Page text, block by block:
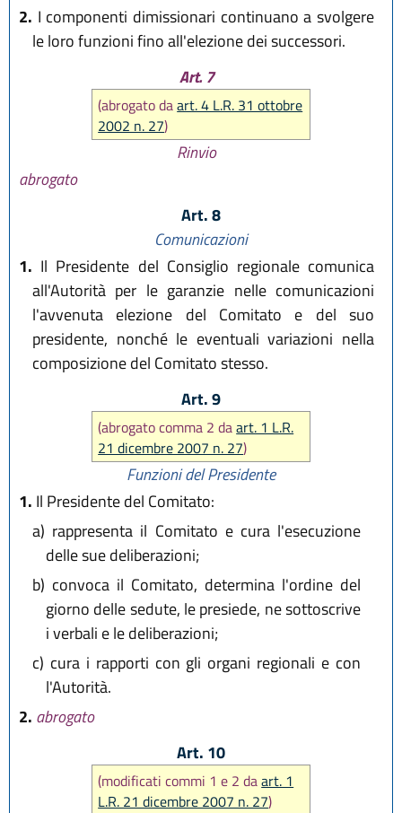
2. I componenti dimissionari continuano a svolgere
le loro funzioni fino all'elezione dei successori.
Art. 7
(abrogato daart. 4 L.R. 31 ottobre
2002 n. 27)
Rinvio
abrogato
Art. 8
Comunicazioni
1. Il Presidente del Consiglio regionale comunica
all'Autorità per le garanzie nelle comunicazioni
l'avvenuta elezione del Comitato e del suo
presidente, nonché le eventuali variazioni nella
composizione del Comitato stesso.
Art. 9
(abrogato comma 2 daart. 1 L.R.
21 dicembre 2007 n. 27)
Funzioni del Presidente
1. Il Presidente del Comitato:
a) rappresenta il Comitato e cura l'esecuzione
delle sue deliberazioni;
b) convoca il Comitato, determina l'ordine del
giorno delle sedute, le presiede, ne sottoscrive
i verbali e le deliberazioni;
c) cura i rapporti con gli organi regionali e con
l'Autorità.
2. abrogato
Art. 10
(modificati commi 1 e 2 daart. 1
L.R. 21 dicembre 2007 n. 27)